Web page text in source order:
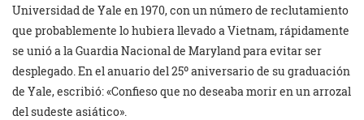
Universidad de Yale en 1970, con un número de reclutamiento
que probablemente lo hubiera llevado a Vietnam, rápidamente
se unió a la Guardia Nacional de Maryland para evitar ser
desplegado. En el anuario del 25º aniversario de su graduación
de Yale, escribió: «Confieso que no deseaba morir en un arrozal
del sudeste asiático».